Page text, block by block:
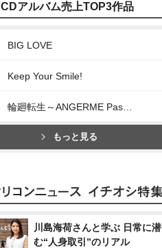
CDアルバム売上TOP3作品
BIG LOVE
Keep Your Smile!
もっと見る
川島海荷さんと学ぶ 日常に潜
む“人身取引”のリアル